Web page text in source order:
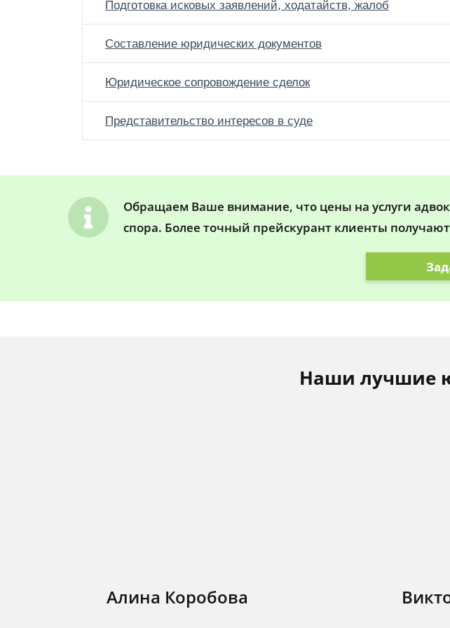
Подготовка исковых заявлений, ходатайств, жалоб
Составление юридических документов
Юридическое сопровождение сделок
Представительство интересов в суде
Обращаем Ваше внимание, что цены на услуги
спора. Более точный прейскурант клиенты
Наши лучшие
Алина Коробова